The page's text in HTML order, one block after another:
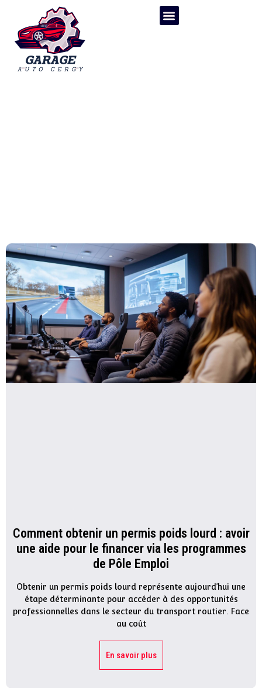
Comment obtenir un permis poids lourd : avoir
une aide pour le financer via les programmes
de Pôle Emploi
Obtenir un permis poids lourd représente aujourd’hui une
étape déterminante pour accéder à des opportunités
professionnelles dans le secteur du transport routier. Face
au coût
En savoir plus